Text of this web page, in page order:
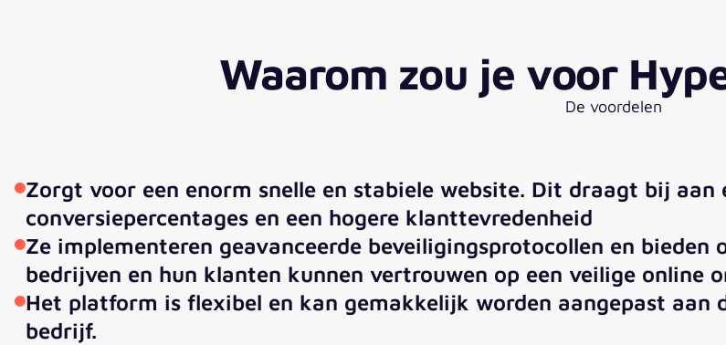
Waarom zou je voor
De voordelen
Zorgt voor een enorm snelle en stabiele website. Dit draagt bij
conversiepercentages en een hogere klanttevredenheid
Ze implementeren geavanceerde beveiligingsprotocollen en
bedrijven en hun klanten kunnen vertrouwen op een veilige online
Het platform is flexibel en kan gemakkelijk worden aangepast aan
bedrijf.